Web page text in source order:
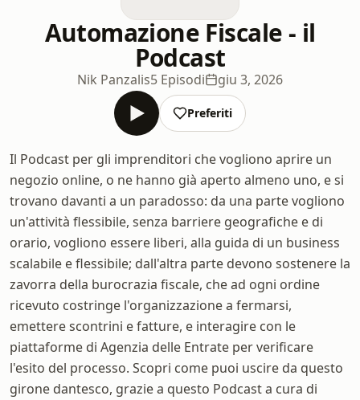
Automazione Fiscale - il
Podcast
Nik Panzalis5 Episodi giu 3, 2026
Preferiti
Il Podcast per gli imprenditori che vogliono aprire un
negozio online, o ne hanno già aperto almeno uno, e si
trovano davanti a un paradosso: da una parte vogliono
un'attività flessibile, senza barriere geografiche e di
orario, vogliono essere liberi, alla guida di un business
scalabile e flessibile; dall'altra parte devono sostenere la
zavorra della burocrazia fiscale, che ad ogni ordine
ricevuto costringe l'organizzazione a fermarsi,
emettere scontrini e fatture, e interagire con le
piattaforme di Agenzia delle Entrate per verificare
l'esito del processo. Scopri come puoi uscire da questo
girone dantesco, grazie a questo Podcast a cura di